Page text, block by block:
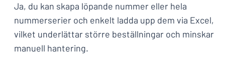
Ja, du kan skapa löpande nummer eller hela
nummerserier och enkelt ladda upp dem via Excel,
vilket underlättar större beställningar och minskar
manuell hantering.